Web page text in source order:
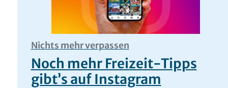
Nichts mehr verpassen
Noch mehr Freizeit-Tipps
gibt’s auf Instagram